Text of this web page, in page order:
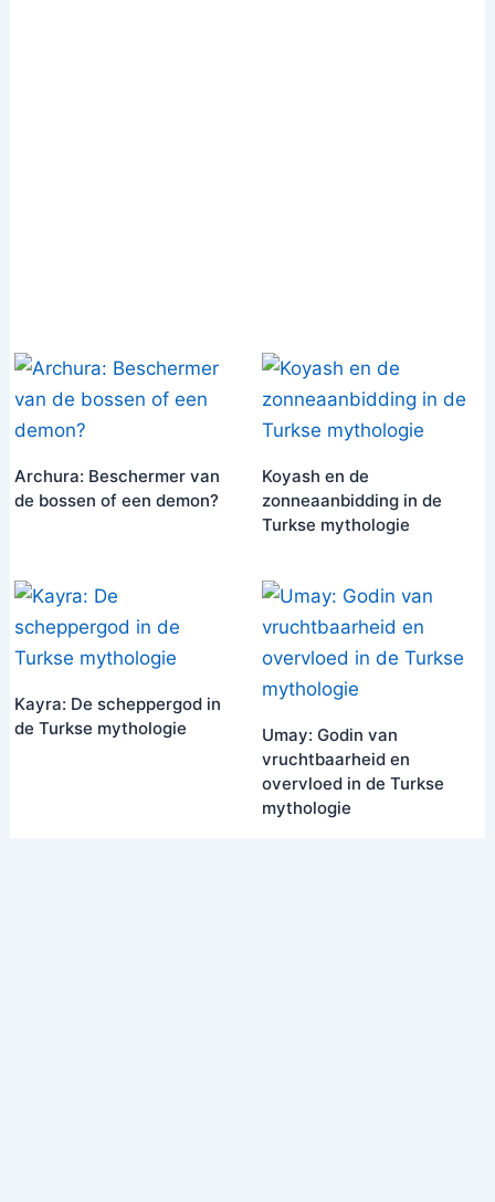
Archura: Beschermer van
de bossen of een demon?
Koyash en de
zonneaanbidding in de
Turkse mythologie
Kayra: De scheppergod in
de Turkse mythologie
Umay: Godin van
vruchtbaarheid en
overvloed in de Turkse
mythologie